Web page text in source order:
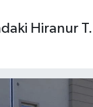
Hiranur